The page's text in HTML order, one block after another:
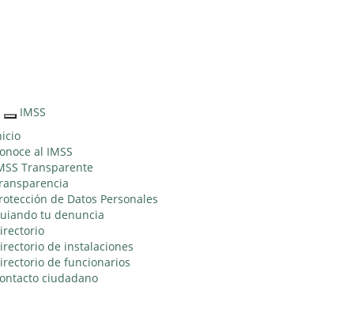
Interruptor
de
Navegación
IMSS
al IMSS
Transparente
de Datos Personales
tu denuncia
de instalaciones
de funcionarios
ciudadano